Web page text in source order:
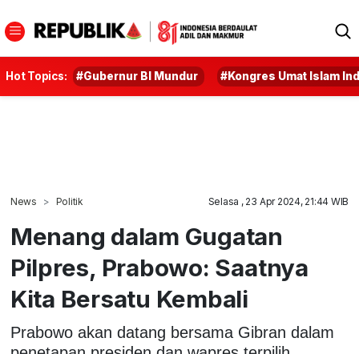
Hot Topics: #Gubernur BI Mundur #Kongres Umat Islam
News Politik Selasa , 23 Apr 2024, 21:44 WIB
Menang dalam Gugatan
Pilpres, Prabowo: Saatnya
Kita Bersatu Kembali
Prabowo akan datang bersama Gibran dalam